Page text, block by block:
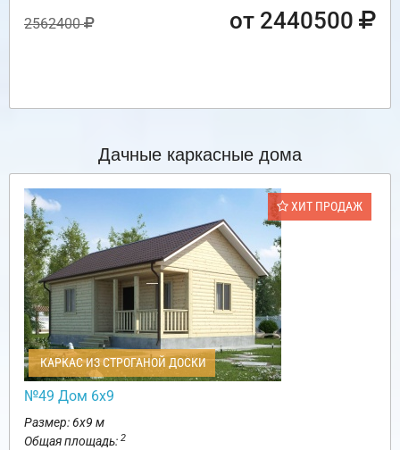
2562400 от 2440500
Дачные каркасные дома
ХИТ ПРОДАЖ
КАРКАС ИЗ СТРОГАНОЙ ДОСКИ
№49 Дом 6х9
Размер: 6х9 м
Общая площадь: 2